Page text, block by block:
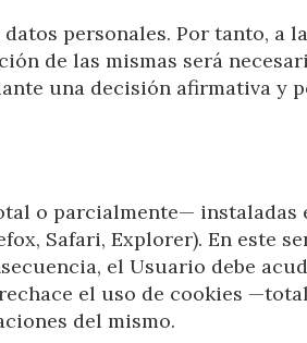
personales. Por tanto, a
de las mismas será
una decisión afirmativa
o parcialmente—
Safari, Explorer). En este
el Usuario debe
el uso de cookies
del mismo.